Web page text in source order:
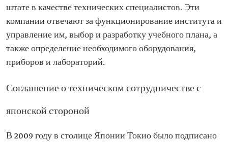
штате в качестве технических специалистов. Эти
компании отвечают за функционирование института и
управление им, выбор и разработку учебного плана, а
также определение необходимого оборудования,
приборов и лабораторий.
Соглашение о техническом сотрудничестве с
японской стороной
В 2009 году в столице Японии Токио было подписано